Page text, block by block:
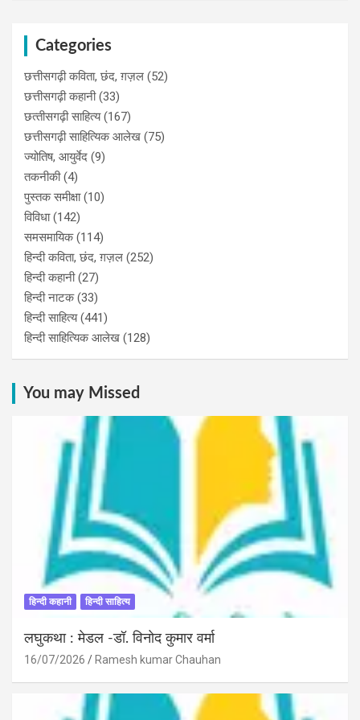
Categories
छत्तीसगढ़ी कविता, छंद, ग़ज़ल (52)
छत्तीसगढ़ी कहानी(33)
छत्‍तीसगढ़ी साहित्‍य(167)
छत्तीसगढ़ी साहित्यिक आलेख (75)
ज्योतिष, आयुर्वेद (9)
तकनीकी(4)
पुस्‍तक समीक्षा(10)
विविधा(142)
समसमायिक(114)
हिन्दी कविता, छंद, ग़ज़ल (252)
हिन्दी कहानी(27)
हिन्‍दी नाटक(33)
हिन्दी साहित्य(441)
हिन्दी साहित्यिक आलेख (128)
You may Missed
हिन्दी कहानी हिन्दी साहित्य
लघुकथा : मेडल -डॉ. विनोद कुमार वर्मा
16/07/2026 Ramesh kumar Chauhan